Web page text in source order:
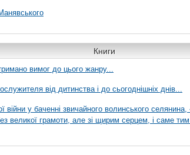
Книги
вимог до цього жанру...
від дитинства і до сьогоднішніх днів...
війни у баченні звичайного волинського
великої грамоти, але зі щирим серцем, і саме